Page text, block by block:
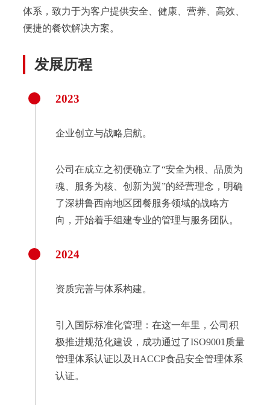
体系，致力于为客户提供安全、健康、营养、高效、
便捷的餐饮解决方案。
发展历程
2023
企业创立与战略启航。
公司在成立之初便确立了“安全为根、品质为
魂、服务为核、创新为翼”的经营理念，明确
了深耕鲁西南地区团餐服务领域的战略方
向，开始着手组建专业的管理与服务团队。
2024
资质完善与体系构建。
引入国际标准化管理：在这一年里，公司积
极推进规范化建设，成功通过了ISO9001质量
管理体系认证以及HACCP食品安全管理体系
认证。